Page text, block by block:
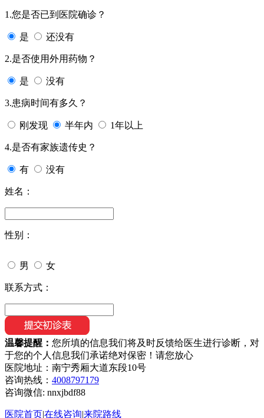
1.您是否已到医院确诊？
是 还没有
2.是否使用外用药物？
是 没有
3.患病时间有多久？
刚发现 半年内 1年以上
4.是否有家族遗传史？
有 没有
姓名：
性别：
男 女
联系方式：
温馨提醒： 您所填的信息我们将及时反馈给医生进行诊断，对
于您的个人信息我们承诺绝对保密！请您放心
医院地址：南宁秀厢大道东段10号
咨询热线： 4008797179
咨询微信: nnxjbdf88
医院首页|在线咨询|来院路线